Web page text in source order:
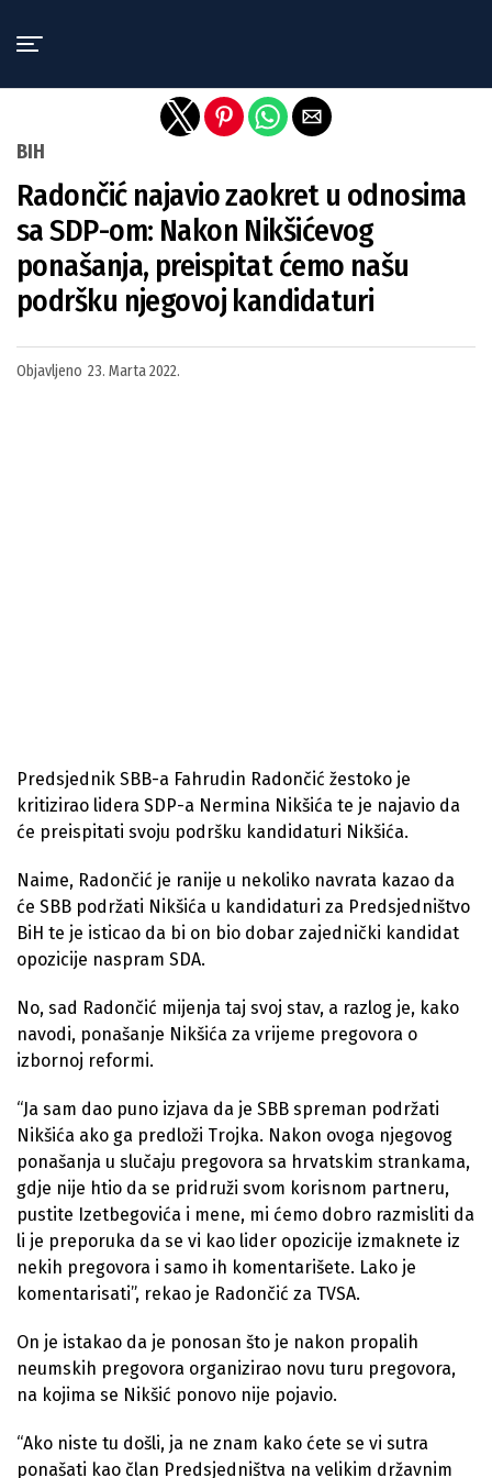
BIH
Radončić najavio zaokret u odnosima
sa SDP-om: Nakon Nikšićevog
ponašanja, preispitat ćemo našu
podršku njegovoj kandidaturi
Objavljeno 23. Marta 2022.
Predsjednik SBB-a Fahrudin Radončić žestoko je
kritizirao lidera SDP-a Nermina Nikšića te je najavio da
će preispitati svoju podršku kandidaturi Nikšića.
Naime, Radončić je ranije u nekoliko navrata kazao da
će SBB podržati Nikšića u kandidaturi za Predsjedništvo
BiH te je isticao da bi on bio dobar zajednički kandidat
opozicije naspram SDA.
No, sad Radončić mijenja taj svoj stav, a razlog je, kako
navodi, ponašanje Nikšića za vrijeme pregovora o
izbornoj reformi.
“Ja sam dao puno izjava da je SBB spreman podržati
Nikšića ako ga predloži Trojka. Nakon ovoga njegovog
ponašanja u slučaju pregovora sa hrvatskim strankama,
gdje nije htio da se pridruži svom korisnom partneru,
pustite Izetbegovića i mene, mi ćemo dobro razmisliti da
li je preporuka da se vi kao lider opozicije izmaknete iz
nekih pregovora i samo ih komentarišete. Lako je
komentarisati”, rekao je Radončić za TVSA.
On je istakao da je ponosan što je nakon propalih
neumskih pregovora organizirao novu turu pregovora,
na kojima se Nikšić ponovo nije pojavio.
“Ako niste tu došli, ja ne znam kako ćete se vi sutra
ponašati kao član Predsjedništva na velikim državnim